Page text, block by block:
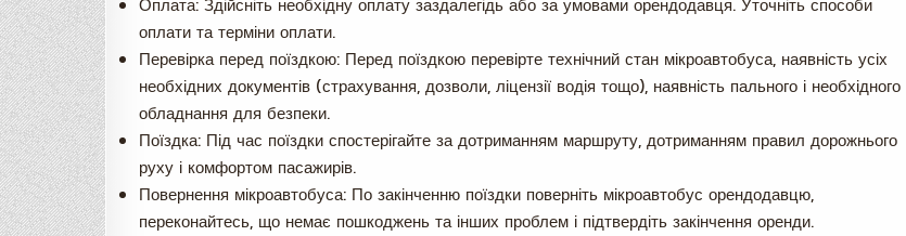
Оплата: Здійсніть необхідну оплату заздалегідь або за умовами орендодавця. Уточніть способи
оплати та терміни оплати.
Перевірка перед поїздкою: Перед поїздкою перевірте технічний стан мікроавтобуса, наявність усіх
необхідних документів (страхування, дозволи, ліцензії водія тощо), наявність пального і необхідного
обладнання для безпеки.
Поїздка: Під час поїздки спостерігайте за дотриманням маршруту, дотриманням правил дорожнього
руху і комфортом пасажирів.
Повернення мікроавтобуса: По закінченню поїздки поверніть мікроавтобус орендодавцю,
переконайтесь, що немає пошкоджень та інших проблем і підтвердіть закінчення оренди.